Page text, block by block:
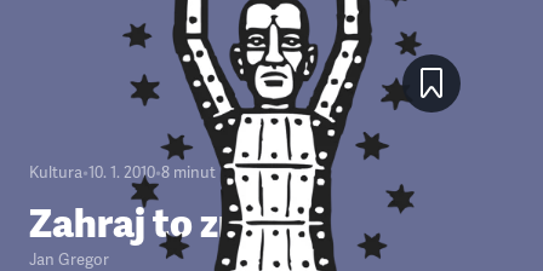
Kultura•10. 1. 2010•8 minut
Zahraj to znovu
Jan Gregor